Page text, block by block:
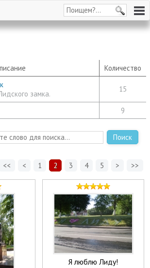
Количество
замка.
15
9
Поиск
<< < 1 2 3 4 5 > >>
Я люблю Лиду!